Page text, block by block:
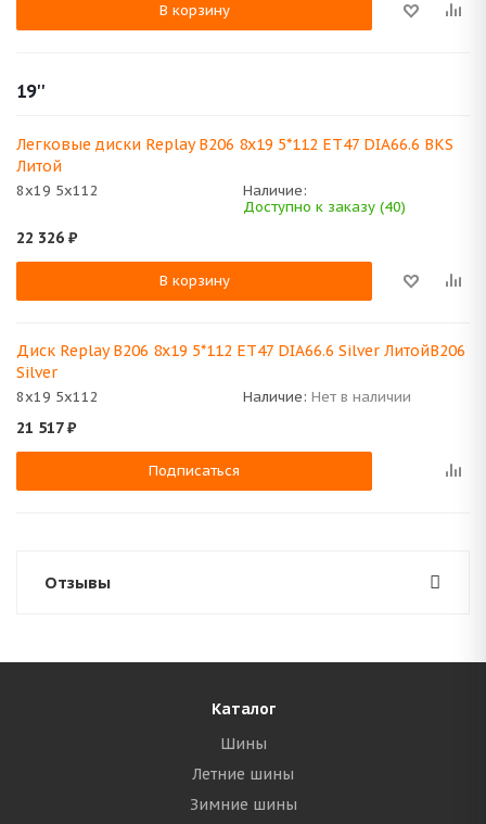
В корзину
19''
Легковые диски Replay B206 8x19 5*112 ET47 DIA66.6 BKS
Литой
8x19 5x112
Наличие:
Доступно к заказу (40)
22 326 ₽
В корзину
Диск Replay B206 8x19 5*112 ET47 DIA66.6 Silver ЛитойB206
Silver
8x19 5x112 Наличие: Нет в наличии
21 517₽
Подписаться
Отзывы
Каталог
Шины
Летние шины
Зимние шины